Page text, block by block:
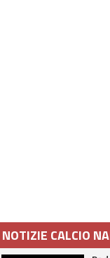
NOTIZIE CALCIO